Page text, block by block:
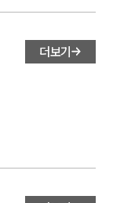
더보기